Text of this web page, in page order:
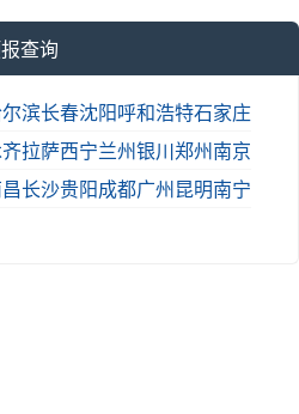
查询
滨长春沈阳呼和浩特石家庄
拉萨西宁兰州银川郑州南京
长沙贵阳成都广州昆明南宁